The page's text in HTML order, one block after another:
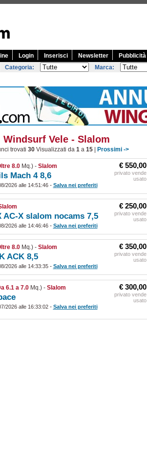
Login Inserisci Newsletter Pubblicità
Categoria: Marca:
Windsurf Vele - Slalom
trovati 30 Visualizzati da 1 a 15 Prossimi ->
8.0Mq.) - Slalom
Mach 4 8,6
2026 alle 14:51:46- Salva nei preferiti
€ 550,00
privato vende
usato
AC-X slalom nocams 7,5
2026 alle 14:46:46- Salva nei preferiti
€ 250,00
privato vende
usato
8.0Mq.) - Slalom
ACK 8,5
2026 alle 14:33:35- Salva nei preferiti
€ 350,00
privato vende
usato
6.1 a 7.0Mq.) - Slalom
2026 alle 16:33:02- Salva nei preferiti
€ 300,00
privato vende
usato